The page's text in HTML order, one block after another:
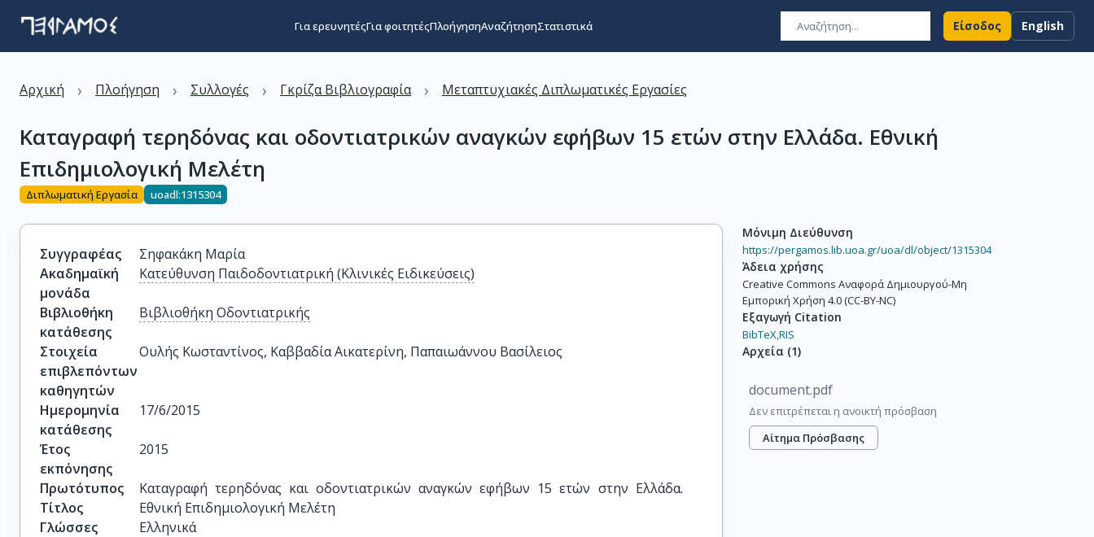
Για ερευνητέςΓια φοιτητέςΠλοήγησηΑναζήτησηΣτατιστικά Είσοδος English
Αρχική › Πλοήγηση › Συλλογές › Γκρίζα Βιβλιογραφία › Μεταπτυχιακές Διπλωματικές Εργασίες
Καταγραφή τερηδόνας και οδοντιατρικών αναγκών εφήβων 15 ετών στην Ελλάδα. Εθνική
Επιδημιολογική Μελέτη
Διπλωματική Εργασία uoadl:1315304
Συγγραφέας
Σηφακάκη Μαρία
Ακαδημαϊκή
μονάδα
Κατεύθυνση Παιδοδοντιατρική (Κλινικές Ειδικεύσεις)
Βιβλιοθήκη
κατάθεσης
Βιβλιοθήκη Οδοντιατρικής
Στοιχεία
επιβλεπόντων
καθηγητών
Ουλής Κωσταντίνος, Καββαδία Αικατερίνη, Παπαιωάννου Βασίλειος
Ημερομηνία
κατάθεσης
17/6/2015
Έτος
εκπόνησης
2015
Πρωτότυπος
Τίτλος
Καταγραφή τερηδόνας και οδοντιατρικών αναγκών εφήβων 15 ετών στην Ελλάδα.
Εθνική Επιδημιολογική Μελέτη
Γλώσσες
Ελληνικά
Μόνιμη Διεύθυνση
https://pergamos.lib.uoa.gr/uoa/dl/object/1315304
Άδεια χρήσης
Creative Commons Αναφορά Δημιουργού-Μη
Εμπορική Χρήση 4.0 (CC-BY-NC)
Εξαγωγή Citation
BibTeX,RIS
Αρχεία (1)
document.pdf
Δεν επιτρέπεται η ανοικτή πρόσβαση
Αίτημα Πρόσβασης